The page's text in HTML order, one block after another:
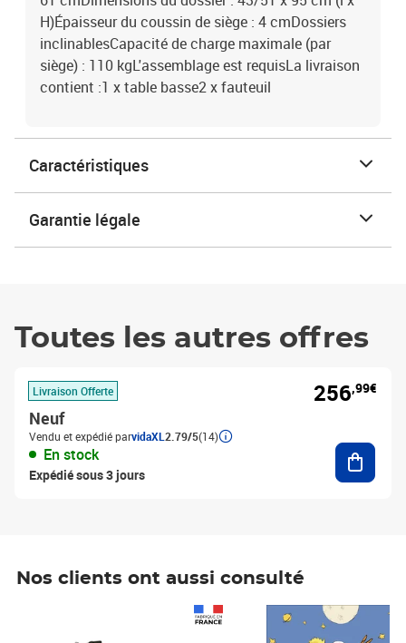
H)Épaisseur du coussin de siège : 4 cmDossiers
inclinablesCapacité de charge maximale (par
siège) : 110 kgL'assemblage est requisLa livraison
contient :1 x table basse2 x fauteuil
Caractéristiques
Garantie légale
Toutes les autres offres
Livraison Offerte
Neuf
Vendu et expédié parvidaXL 2.79/5(14)
En stock
Expédié sous 3 jours
256,99€
Nos clients ont aussi consulté
Prix 7,50€